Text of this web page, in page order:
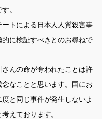
。
トによる日本人人質殺害事
に検証すべきとのお尋ねで
んの命が奪われたことは許
なことと思います。国にお
と同じ事件が発生しないよ
えております。